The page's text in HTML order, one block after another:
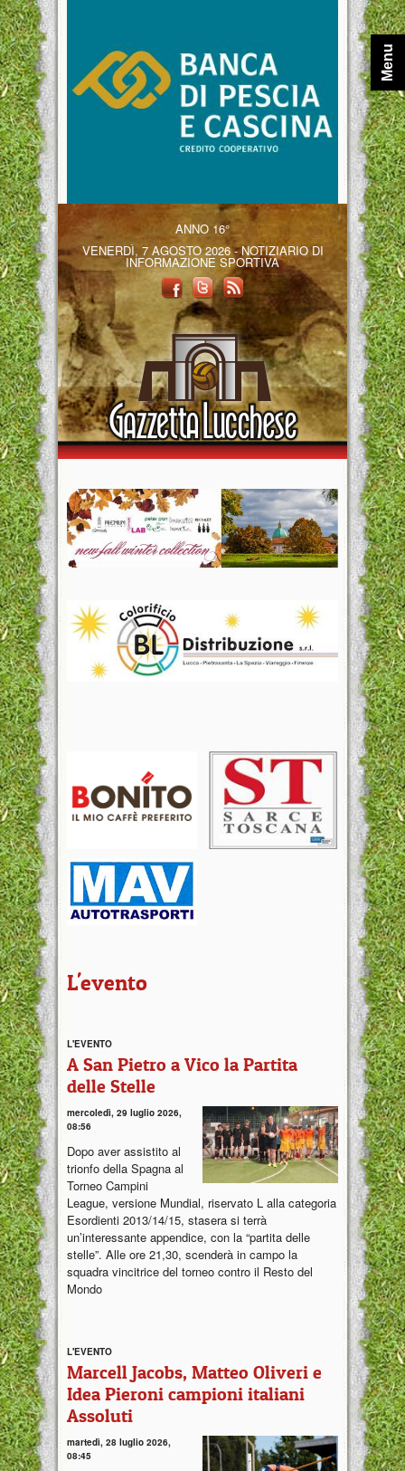
ANNO 16°
VENERDÌ, 7 AGOSTO 2026 - NOTIZIARIO DI
INFORMAZIONE SPORTIVA
L'evento
L'EVENTO
A San Pietro a Vico la Partita
delle Stelle
mercoledì, 29 luglio 2026,
08:56
Dopo aver assistito al
trionfo della Spagna al
Torneo Campini
League, versione Mundial, riservato L alla categoria
Esordienti 2013/14/15, stasera si terrà
un’interessante appendice, con la “partita delle
stelle”. Alle ore 21,30, scenderà in campo la
squadra vincitrice del torneo contro il Resto del
Mondo
L'EVENTO
Marcell Jacobs, Matteo Oliveri e
Idea Pieroni campioni italiani
Assoluti
martedì, 28 luglio 2026,
08:45
Menu